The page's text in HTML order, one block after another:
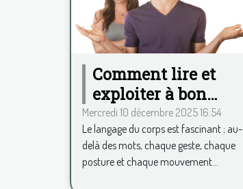
Comment lire et
exploiter à bon
escient le langage
du corps ?
Mercredi 10 décembre 2025 16:54
Le langage du corps est fascinant ; au-
delà des mots, chaque geste, chaque
posture et chaque mouvement...